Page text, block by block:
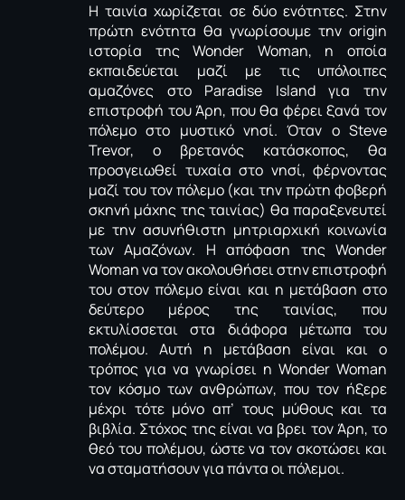
Η ταινία χωρίζεται σε δύο ενότητες. Στην
πρώτη ενότητα θα γνωρίσουμε την origin
ιστορία της Wonder Woman, η οποία
εκπαιδεύεται μαζί με τις υπόλοιπες
αμαζόνες στο Paradise Island για την
επιστροφή του Άρη, που θα φέρει ξανά τον
πόλεμο στο μυστικό νησί. Όταν ο Steve
Trevor, ο βρετανός κατάσκοπος, θα
προσγειωθεί τυχαία στο νησί, φέρνοντας
μαζί του τον πόλεμο (και την πρώτη φοβερή
σκηνή μάχης της ταινίας) θα παραξενευτεί
με την ασυνήθιστη μητριαρχική κοινωνία
των Αμαζόνων. Η απόφαση της Wonder
Woman να τον ακολουθήσει στην επιστροφή
του στον πόλεμο είναι και η μετάβαση στο
δεύτερο μέρος της ταινίας, που
εκτυλίσσεται στα διάφορα μέτωπα του
πολέμου. Αυτή η μετάβαση είναι και ο
τρόπος για να γνωρίσει η Wonder Woman
τον κόσμο των ανθρώπων, που τον ήξερε
μέχρι τότε μόνο απ’ τους μύθους και τα
βιβλία. Στόχος της είναι να βρει τον Άρη, το
θεό του πολέμου, ώστε να τον σκοτώσει και
να σταματήσουν για πάντα οι πόλεμοι.